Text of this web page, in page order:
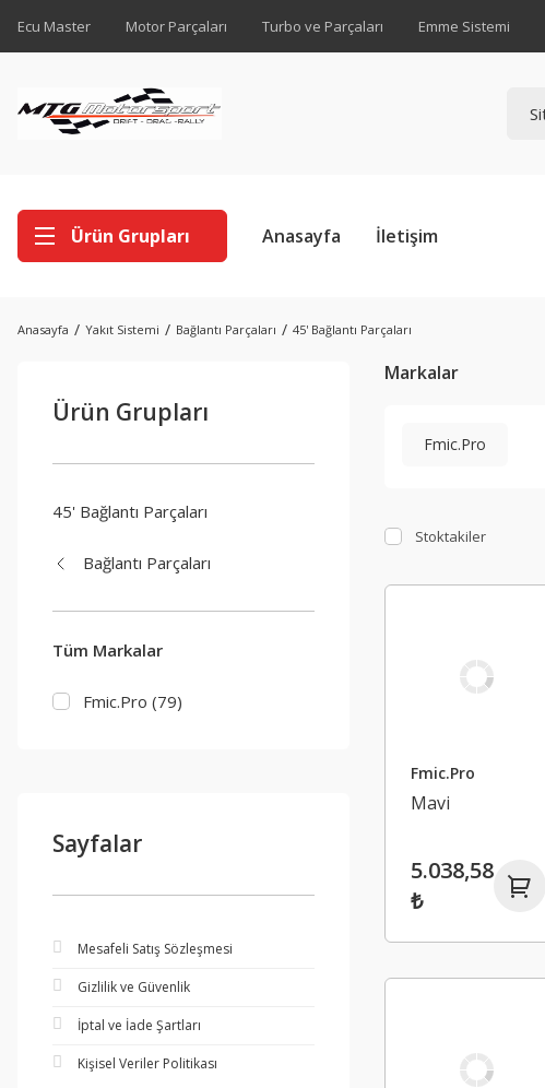
Ecu Master Motor Parçaları Turbo ve Parçaları Emme Sistemi
Ürün Grupları Anasayfa İletişim
Anasayfa Yakıt Sistemi Bağlantı Parçaları 45' Bağlantı Parçaları
Ürün Grupları
45' Bağlantı Parçaları
Bağlantı Parçaları
Tüm Markalar
Fmic.Pro (79)
Sayfalar
Mesafeli Satış Sözleşmesi
Gizlilik ve Güvenlik
İptal ve İade Şartları
Kişisel Veriler Politikası
Markalar
Fmic.Pro
Stoktakiler
Fmic.Pro
Mavi
5.038,58
₺